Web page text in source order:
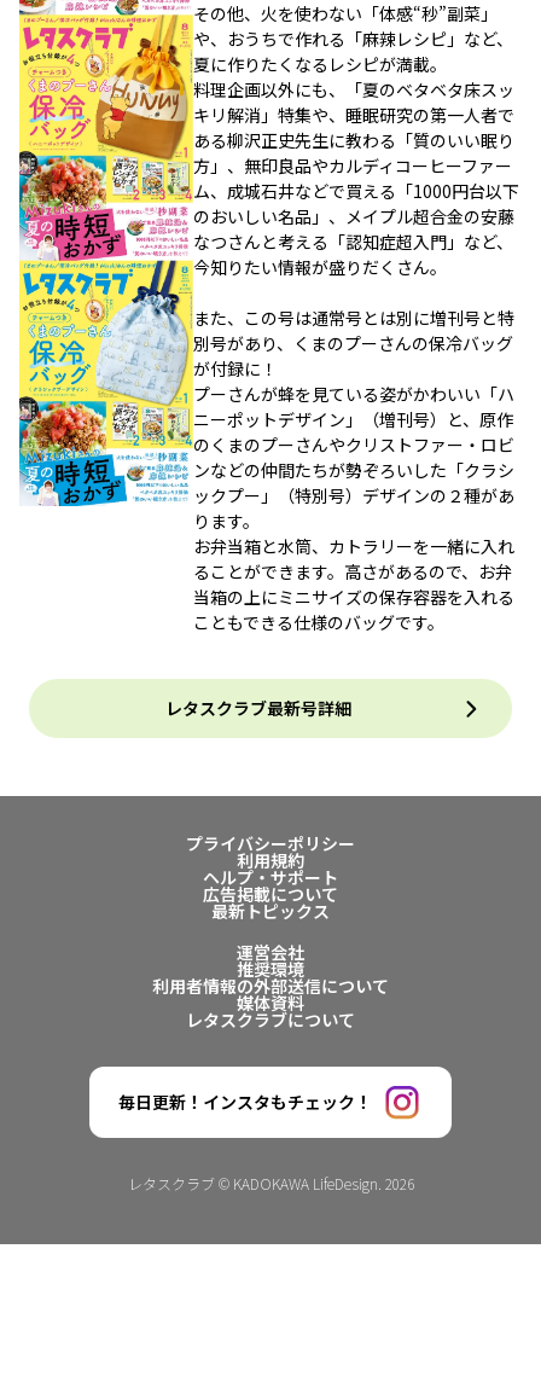
その他、火を使わない「体感“秒”副菜」
や、おうちで作れる「麻辣レシピ」など、
夏に作りたくなるレシピが満載。
料理企画以外にも、「夏のベタベタ床スッ
キリ解消」特集や、睡眠研究の第一人者で
ある柳沢正史先生に教わる「質のいい眠り
方」、無印良品やカルディコーヒーファー
ム、成城石井などで買える「1000円台以下
のおいしい名品」、メイプル超合金の安藤
なつさんと考える「認知症超入門」など、
今知りたい情報が盛りだくさん。
また、この号は通常号とは別に増刊号と特
別号があり、くまのプーさんの保冷バッグ
が付録に！
プーさんが蜂を見ている姿がかわいい「ハ
ニーポットデザイン」（増刊号）と、原作
のくまのプーさんやクリストファー・ロビ
ンなどの仲間たちが勢ぞろいした「クラシ
ックプー」（特別号）デザインの２種があ
ります。
お弁当箱と水筒、カトラリーを一緒に入れ
ることができます。高さがあるので、お弁
当箱の上にミニサイズの保存容器を入れる
こともできる仕様のバッグです。
レタスクラブ最新号詳細
プライバシーポリシー
利用規約
ヘルプ・サポート
広告掲載について
最新トピックス
運営会社
推奨環境
利用者情報の外部送信について
媒体資料
レタスクラブについて
毎日更新！インスタもチェック！
レタスクラブ © KADOKAWA LifeDesign. 2026